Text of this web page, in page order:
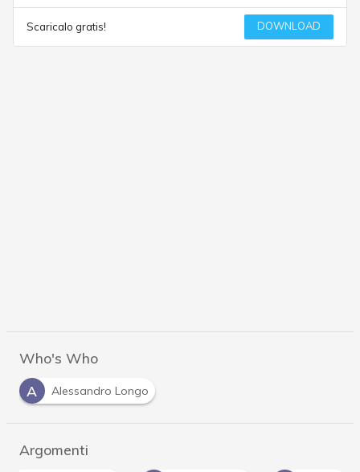
Scaricalo gratis! DOWNLOAD
Who's Who
A
Alessandro Longo
Argomenti